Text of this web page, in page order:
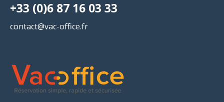
About us
Aenean commodo ligula eget dolor. Aenean
massa. Cum sociis natoque penatibus et
magnis dis parturient montes, nascetur
+33 (0)6 87 16 03 33
contact@vac-office.fr